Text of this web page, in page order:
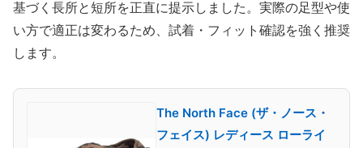
基づく長所と短所を正直に提示しました。実際の足型や使
い方で適正は変わるため、試着・フィット確認を強く推奨
します。
The North Face (ザ・ノース・
フェイス) レディース ローライ